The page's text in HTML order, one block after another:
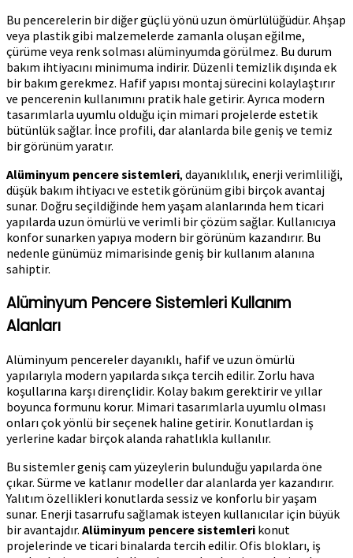
Bu pencerelerin bir diğer güçlü yönü uzun ömürlülüğüdür. Ahşap
veya plastik gibi malzemelerde zamanla oluşan eğilme,
çürüme veya renk solması alüminyumda görülmez. Bu durum
bakım ihtiyacını minimuma indirir. Düzenli temizlik dışında ek
bir bakım gerekmez. Hafif yapısı montaj sürecini kolaylaştırır
ve pencerenin kullanımını pratik hale getirir. Ayrıca modern
tasarımlarla uyumlu olduğu için mimari projelerde estetik
bütünlük sağlar. İnce profili, dar alanlarda bile geniş ve temiz
bir görünüm yaratır.
Alüminyum pencere sistemleri, dayanıklılık, enerji verimliliği,
düşük bakım ihtiyacı ve estetik görünüm gibi birçok avantaj
sunar. Doğru seçildiğinde hem yaşam alanlarında hem ticari
yapılarda uzun ömürlü ve verimli bir çözüm sağlar. Kullanıcıya
konfor sunarken yapıya modern bir görünüm kazandırır. Bu
nedenle günümüz mimarisinde geniş bir kullanım alanına
sahiptir.
Alüminyum Pencere Sistemleri Kullanım
Alanları
Alüminyum pencereler dayanıklı, hafif ve uzun ömürlü
yapılarıyla modern yapılarda sıkça tercih edilir. Zorlu hava
koşullarına karşı dirençlidir. Kolay bakım gerektirir ve yıllar
boyunca formunu korur. Mimari tasarımlarla uyumlu olması
onları çok yönlü bir seçenek haline getirir. Konutlardan iş
yerlerine kadar birçok alanda rahatlıkla kullanılır.
Bu sistemler geniş cam yüzeylerin bulunduğu yapılarda öne
çıkar. Sürme ve katlanır modeller dar alanlarda yer kazandırır.
Yalıtım özellikleri konutlarda sessiz ve konforlu bir yaşam
sunar. Enerji tasarrufu sağlamak isteyen kullanıcılar için büyük
bir avantajdır. Alüminyum pencere sistemleri konut
projelerinde ve ticari binalarda tercih edilir. Ofis blokları, iş